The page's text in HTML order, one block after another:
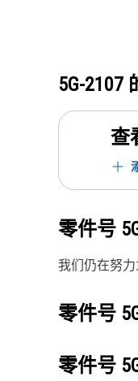
5G-2107
查
零件号
我们仍在努力
零件号
零件号